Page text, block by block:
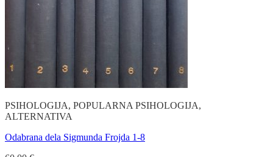
PSIHOLOGIJA, POPULARNA PSIHOLOGIJA,
ALTERNATIVA
Odabrana dela Sigmunda Frojda 1-8